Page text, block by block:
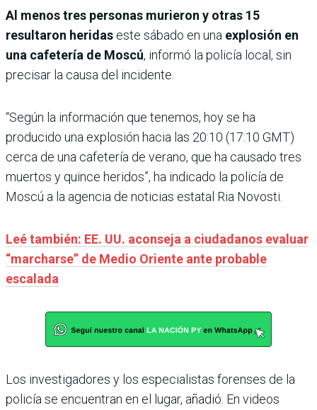
Al menos tres personas murieron y otras 15
resultaron heridas este sábado en una explosión en
una cafetería de Moscú, informó la policía local, sin
precisar la causa del incidente.
“Según la información que tenemos, hoy se ha
producido una explosión hacia las 20:10 (17:10 GMT)
cerca de una cafetería de verano, que ha causado tres
muertos y quince heridos”, ha indicado la policía de
Moscú a la agencia de noticias estatal Ria Novosti.
Leé también: EE. UU. aconseja a ciudadanos evaluar
“marcharse” de Medio Oriente ante probable
escalada
Los investigadores y los especialistas forenses de la
policía se encuentran en el lugar, añadió. En videos